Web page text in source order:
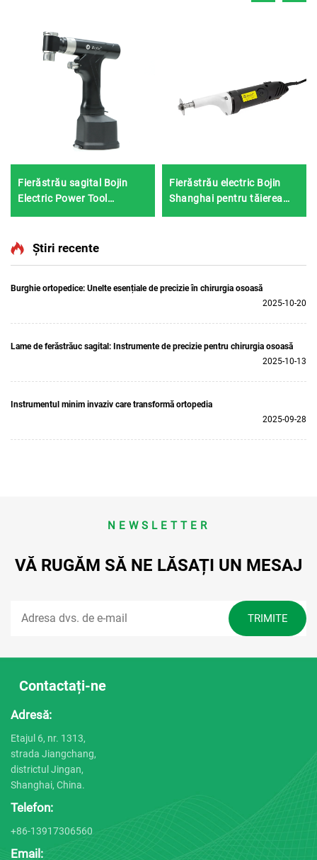
Fierăstrău sagital Bojin
Electric Power Tool
Shanghai 5501 pentru
chirurgie articulară și
Fierăstrău electric Bojin
Shanghai pentru tăierea
ghipsului 1201S
Știri recente
Burghie ortopedice: Unelte esențiale de precizie în chirurgia osoasă
2025-10-20
Lame de ferăstrăuc sagital: Instrumente de precizie pentru chirurgia osoasă
2025-10-13
Instrumentul minim invaziv care transformă ortopedia
2025-09-28
NEWSLETTER
VĂ RUGĂM SĂ NE LĂSAȚI UN MESAJ
Contactați-ne
Adresă:
Etajul 6, nr. 1313,
strada Jiangchang,
districtul Jingan,
Shanghai, China.
Telefon:
+86-13917306560
Email: